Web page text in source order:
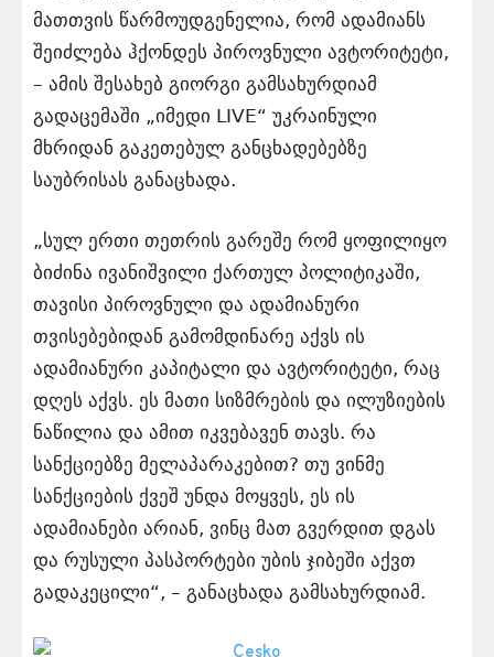
მათთვის წარმოუდგენელია, რომ ადამიანს
შეიძლება ჰქონდეს პიროვნული ავტორიტეტი,
– ამის შესახებ გიორგი გამსახურდიამ
გადაცემაში „იმედი LIVE“ უკრაინული
მხრიდან გაკეთებულ განცხადებებზე
საუბრისას განაცხადა.
„სულ ერთი თეთრის გარეშე რომ ყოფილიყო
ბიძინა ივანიშვილი ქართულ პოლიტიკაში,
თავისი პიროვნული და ადამიანური
თვისებებიდან გამომდინარე აქვს ის
ადამიანური კაპიტალი და ავტორიტეტი, რაც
დღეს აქვს. ეს მათი სიზმრების და ილუზიების
ნაწილია და ამით იკვებავენ თავს. რა
სანქციებზე მელაპარაკებით? თუ ვინმე
სანქციების ქვეშ უნდა მოყვეს, ეს ის
ადამიანები არიან, ვინც მათ გვერდით დგას
და რუსული პასპორტები უბის ჯიბეში აქვთ
გადაკეცილი“, – განაცხადა გამსახურდიამ.